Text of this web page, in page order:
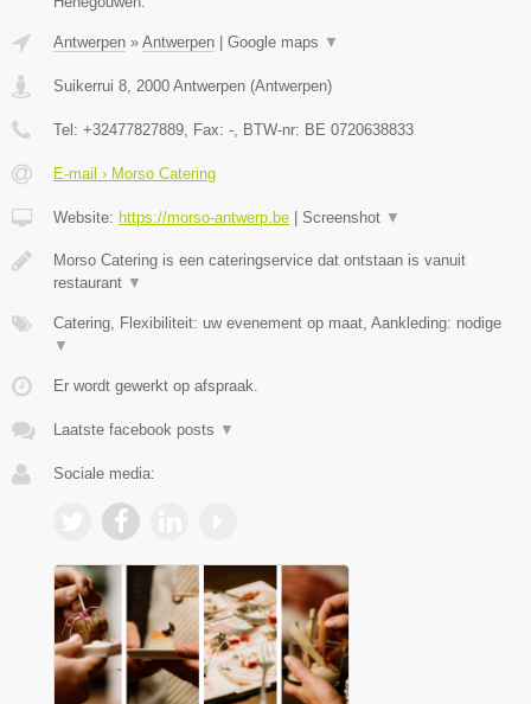
Antwerpen » Antwerpen Google maps ▼
Suikerrui 8, 2000 Antwerpen (Antwerpen)
Tel: +32477827889, Fax: -, BTW-nr: BE 0720638833
E-mail › Morso Catering
Website: https://morso-antwerp.be Screenshot ▼
Morso Catering is een cateringservice dat ontstaan is vanuit
restaurant ▼
Catering, Flexibiliteit: uw evenement op maat, Aankleding: nodige
▼
Er wordt gewerkt op afspraak.
Laatste facebook posts ▼
Sociale media: